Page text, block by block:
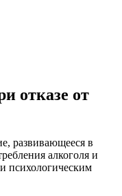
отказе от
развивающееся в
алкоголя и
психологическим